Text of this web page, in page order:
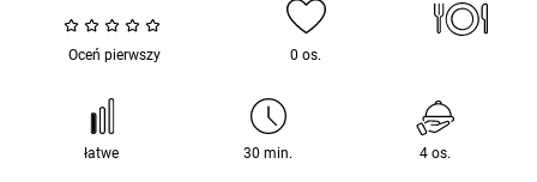
Oceń pierwszy 0 os.
łatwe 30 min. 4 os.